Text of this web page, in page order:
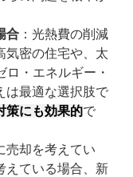
合：光熱費の削減
気密の住宅や、太
・エネルギー・
は最適な選択肢で
策にも効果的で
売却を考えてい
えている場合、新